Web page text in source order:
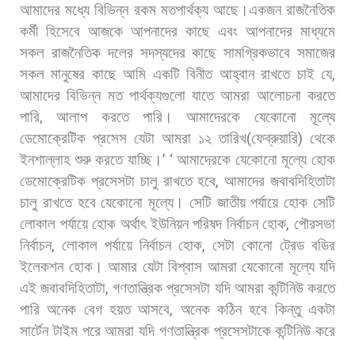
আমাদের মধ্যে বিভিন্ন রকম মতপার্থক্য আছে।একজন রাজনৈতিক
কর্মী হিসেবে আজকে আপনাদের কাছে এবং আপনাদের মাধ্যমে
সকল রাজনৈতিক দলের সদস্যদের কাছে সামগ্রিকভাবে সমাজের
সকল মানুষের কাছে আমি একটি বিনীত আহ্বান রাখতে চাই যে,
আমাদের বিভিন্ন মত পার্থক্যগুলো যাতে আমরা আলোচনা করতে
পারি,আলাপ করতে পারি। আমাদেরকে যেকোনো
মূল্যে
ডেমোক্রেটিক প্রসেস যেটা আমরা ১২ তারিখ(ফেব্রুয়ারি) থেকে
ইনশাল্লাহ শুরু করতে যাচ্ছি।’ ‘আমাদেরকে যেকোনো মূল্যে হোক
ডেমোক্রেটিক প্রসেসটা চালু রাখতে হবে,আমাদের জবাবদিহিতাটা
চালু রাখতে হবে যেকোনো মূল্যে। সেটি জাতীয় পর্যায়ে হোক সেটি
লোকাল পর্যায়ে হোক অর্থাৎ ইউনিয়ন পরিষদ নির্বাচন হোক, পৌরসভা
নির্বাচন, লোকাল পর্যায়ে নির্বাচন হোক, সেটা কোনো ট্রেড বডির
ইলেকশন হোক। আমার যেটা বিশ্বাস আমরা যেকোনো মূল্যে যদি
এই জবাবদিহিতাটা, গণতান্ত্রিক প্রসেসটা যদি আমরা কন্টিনিউ করতে
পারি অনেক বেগ হয়ত আসবে, অনেক কঠিন হবে কিন্তু একটা
সার্টেন টাইম পরে আমরা যদি গণতান্ত্রিক প্রসেসটাকে কন্টিনিউ করে